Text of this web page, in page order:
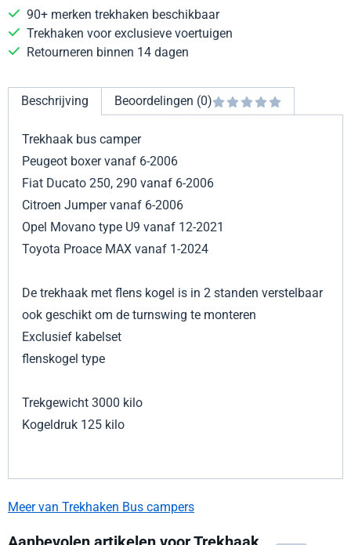
90+ merken trekhaken beschikbaar
Trekhaken voor exclusieve voertuigen
Retourneren binnen 14 dagen
Beschrijving Beoordelingen (0)
Trekhaak bus camper
Peugeot boxer vanaf 6-2006
Fiat Ducato 250, 290 vanaf 6-2006
Citroen Jumper vanaf 6-2006
Opel Movano type U9 vanaf 12-2021
Toyota Proace MAX vanaf 1-2024
De trekhaak met flens kogel is in 2 standen verstelbaar
ook geschikt om de turnswing te monteren
Exclusief kabelset
flenskogel type
Trekgewicht 3000 kilo
Kogeldruk 125 kilo
Meer van Trekhaken Bus campers